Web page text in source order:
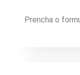
Prencha o